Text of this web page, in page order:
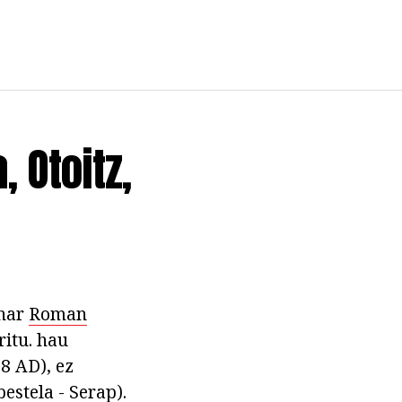
Otoitz,
Roman
hau
AD), ez
- Serap).